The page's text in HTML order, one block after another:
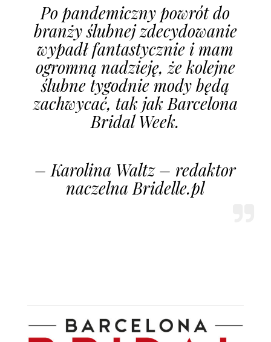
Po pandemiczny powrót do
branży ślubnej zdecydowanie
wypadł fantastycznie i mam
ogromną nadzieję, że kolejne
ślubne tygodnie mody będą
zachwycać, tak jak Barcelona
Bridal Week.
– Karolina Waltz – redaktor
naczelna Bridelle.pl